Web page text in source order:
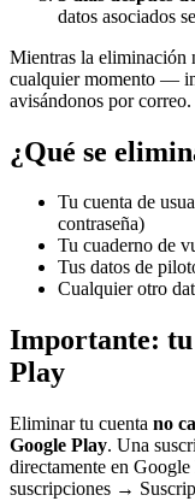
datos asociados
Mientras la eliminación
cualquier momento —
avisándonos por correo.
¿Qué se
Tu cuenta de
contraseña)
Tu cuaderno de
Tus datos de
Cualquier otro
Importante: tu
Play
Eliminar tu cuenta no
Google Play. Una
directamente en
suscripciones →